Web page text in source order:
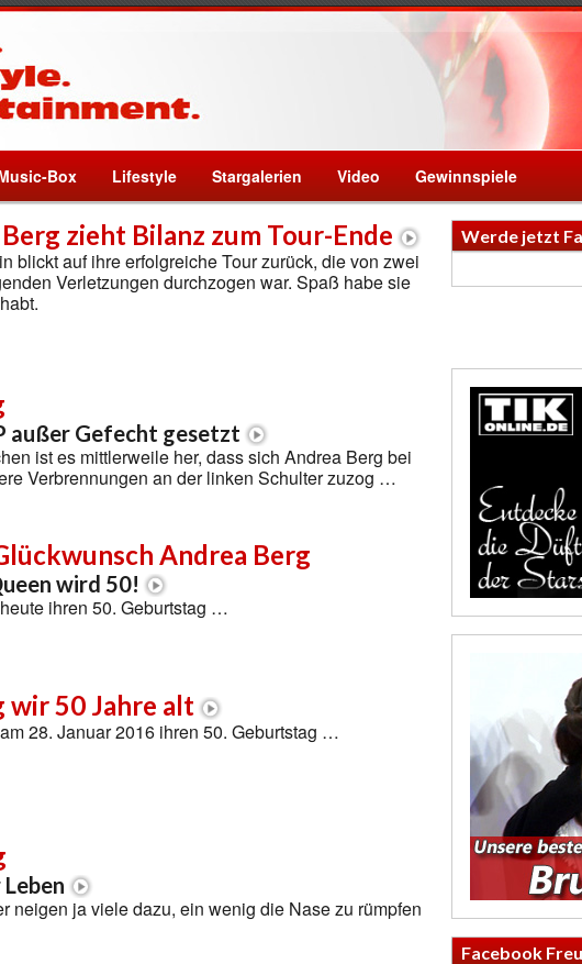
Box Lifestyle Stargalerien Video Gewinnspiele
zieht Bilanz zum Tour-Ende
blickt auf ihre erfolgreiche Tour zurück, die von zwei
Verletzungen durchzogen war. Spaß habe sie
außer Gefecht gesetzt
ist es mittlerweile her, dass sich Andrea Berg bei
Verbrennungen an der linken Schulter zuzog …
Andrea Berg
wird 50!
ihren 50. Geburtstag …
wir 50 Jahre alt
28. Januar 2016 ihren 50. Geburtstag …
neigen ja viele dazu, ein wenig die Nase zu rümpfen
Werde jetzt
Facebook